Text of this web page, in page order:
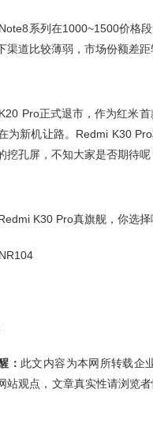
系列在1000~1500价格
渠道比较薄弱，市场份额差距
Pro正式退市，作为红米
为新机让路。Redmi K30
挖孔屏，不知大家是否期待呢
K30 Pro真旗舰，你选
： 此文内容为本网所转载企
站观点，文章真实性请浏览